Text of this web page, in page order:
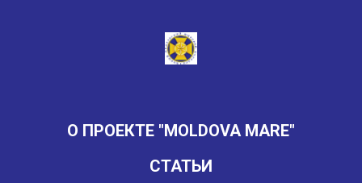
О ПРОЕКТЕ "MOLDOVA MARE"
СТАТЬИ